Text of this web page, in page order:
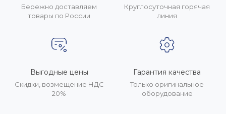
Бережно доставляем
товары по России
Круглосуточная горячая
линия
Выгодные цены
Скидки, возмещение НДС
20%
Гарантия качества
Только оригинальное
оборудование